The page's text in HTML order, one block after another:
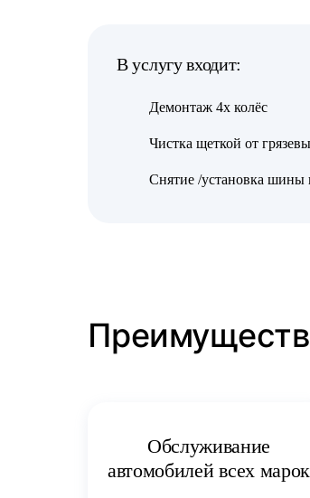
В услугу входит:
Демонтаж 4х колёс
Чистка щеткой от
Снятие /установка шины
Обслуживание
автомобилей всех марок